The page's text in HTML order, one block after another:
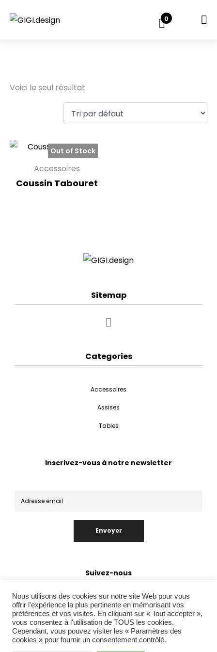
0
Voici le seul résultat
Out of Stock
Accessoires
Coussin Tabouret
Sitemap
Categories
Accessoires
Assises
Tables
Inscrivez-vous à notre newsletter
Envoyer
Suivez-nous
Nous utilisons des cookies sur notre site Web pour vous
offrir l'expérience la plus pertinente en mémorisant vos
préférences et vos visites. En cliquant sur « Tout accepter »,
vous consentez à l'utilisation de TOUS les cookies.
Cependant, vous pouvez visiter les « Paramètres des
cookies » pour fournir un consentement contrôlé.